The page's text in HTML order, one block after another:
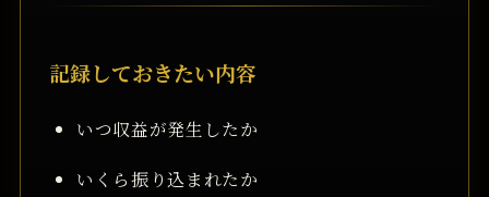
記録しておきたい内容
いつ収益が発生したか
いくら振り込まれたか